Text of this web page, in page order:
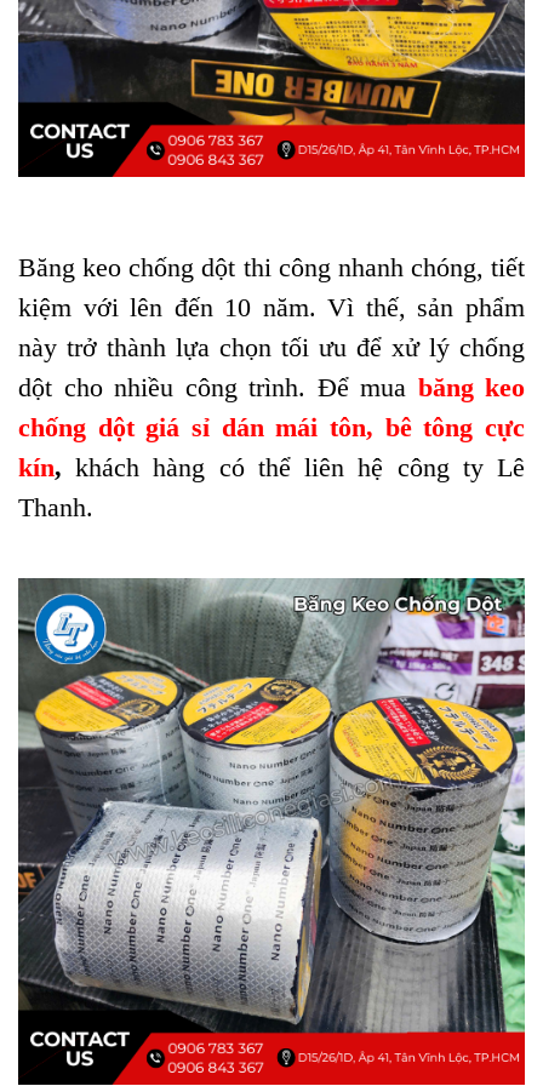
Băng keo chống dột thi công nhanh chóng, tiết
kiệm với lên đến 10 năm. Vì thế, sản phẩm
này trở thành lựa chọn tối ưu để xử lý chống
dột cho nhiều công trình. Để mua băng keo
chống dột giá sỉ dán mái tôn, bê tông cực
kín,khách hàng có thể liên hệ công ty Lê
Thanh.